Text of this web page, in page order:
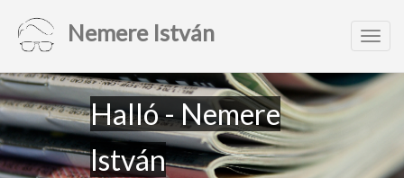
Nemere István
Halló - Nemere
István